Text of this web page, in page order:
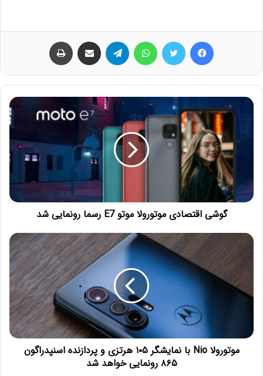
گوشی اقتصادی موتورولا موتو E7 رسما رونمایی شد
موتورولا Nio با نمایشگر ۱۰۵ هرتزی و پردازنده اسنپدراگون
۸۶۵ رونمایی خواهد شد